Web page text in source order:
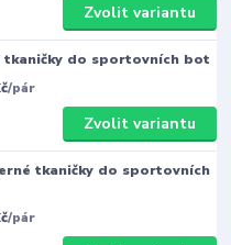
Zvolit variantu
tkaničky do sportovních bot
/pár
Zvolit variantu
tkaničky do sportovních
/pár